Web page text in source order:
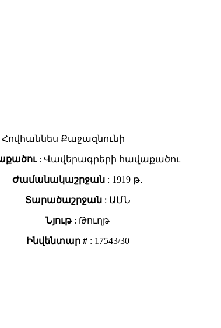
Քաջազնունի
: Վավերագրերի հավաքածու
Ժամանակաշրջան : 1919 թ․
Տարածաշրջան: ԱՄՆ
Նյութ: Թուղթ
Ինվենտար #: 17543/30